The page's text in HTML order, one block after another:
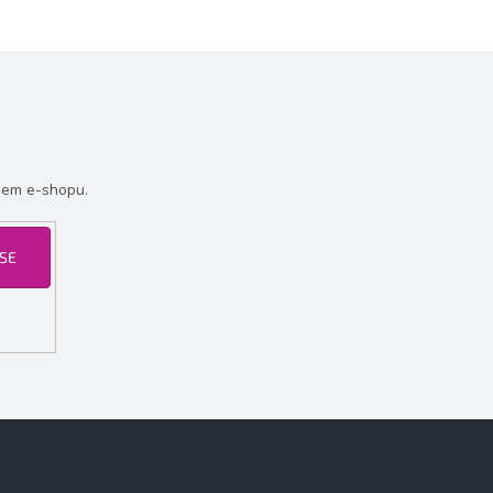
e-shopu.